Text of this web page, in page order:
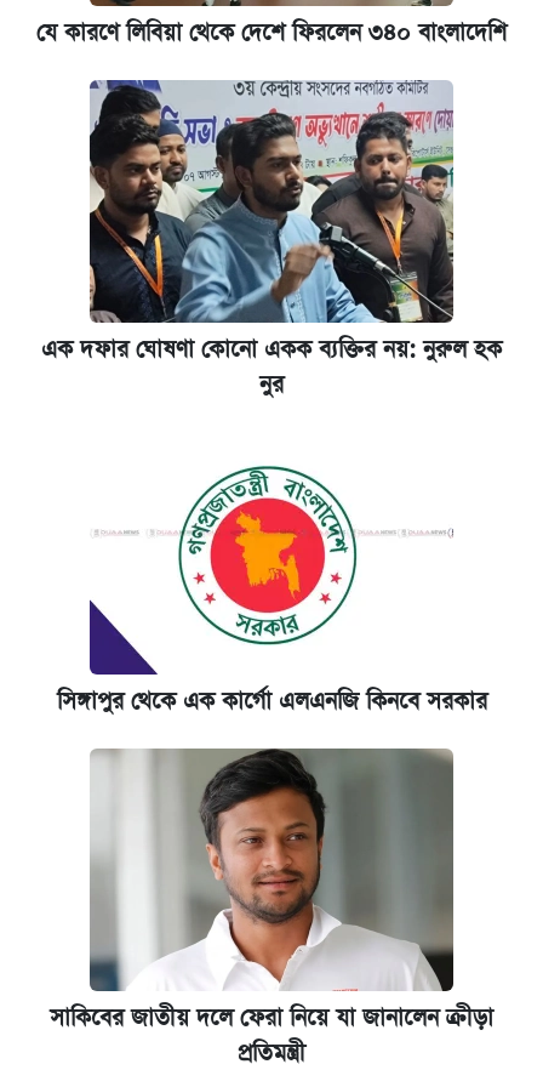
যে কারণে লিবিয়া থেকে দেশে ফিরলেন ৩৪০ বাংলাদেশি
এক দফার ঘোষণা কোনো একক ব্যক্তির নয়: নুরুল হক
নুর
সিঙ্গাপুর থেকে এক কার্গো এলএনজি কিনবে সরকার
সাকিবের জাতীয় দলে ফেরা নিয়ে যা জানালেন ক্রীড়া
প্রতিমন্ত্রী